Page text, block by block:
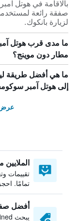
لزيارة بانكوك.
مطار دون موينج؟
ما هي أفضل طريقة
إلى هوتل آمبر
عرض
الملايين
تقييمات
تمامًا.
أفضل